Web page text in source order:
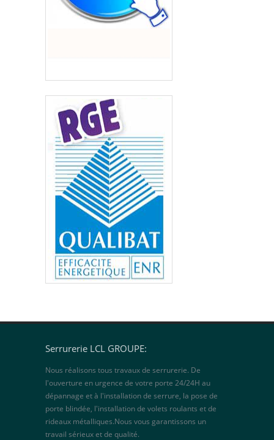
Serrurerie LCL GROUPE:
Nous réalisons tous travaux de serrurerie. De
l'ouverture en urgence de votre porte 24/24H au
dépannage et à l'installation de serrure, la pose de
porte blindée, l'installation de volets roulants et de
rideaux métalliques.Nous vous garantissons un
travail sérieux et de qualité.